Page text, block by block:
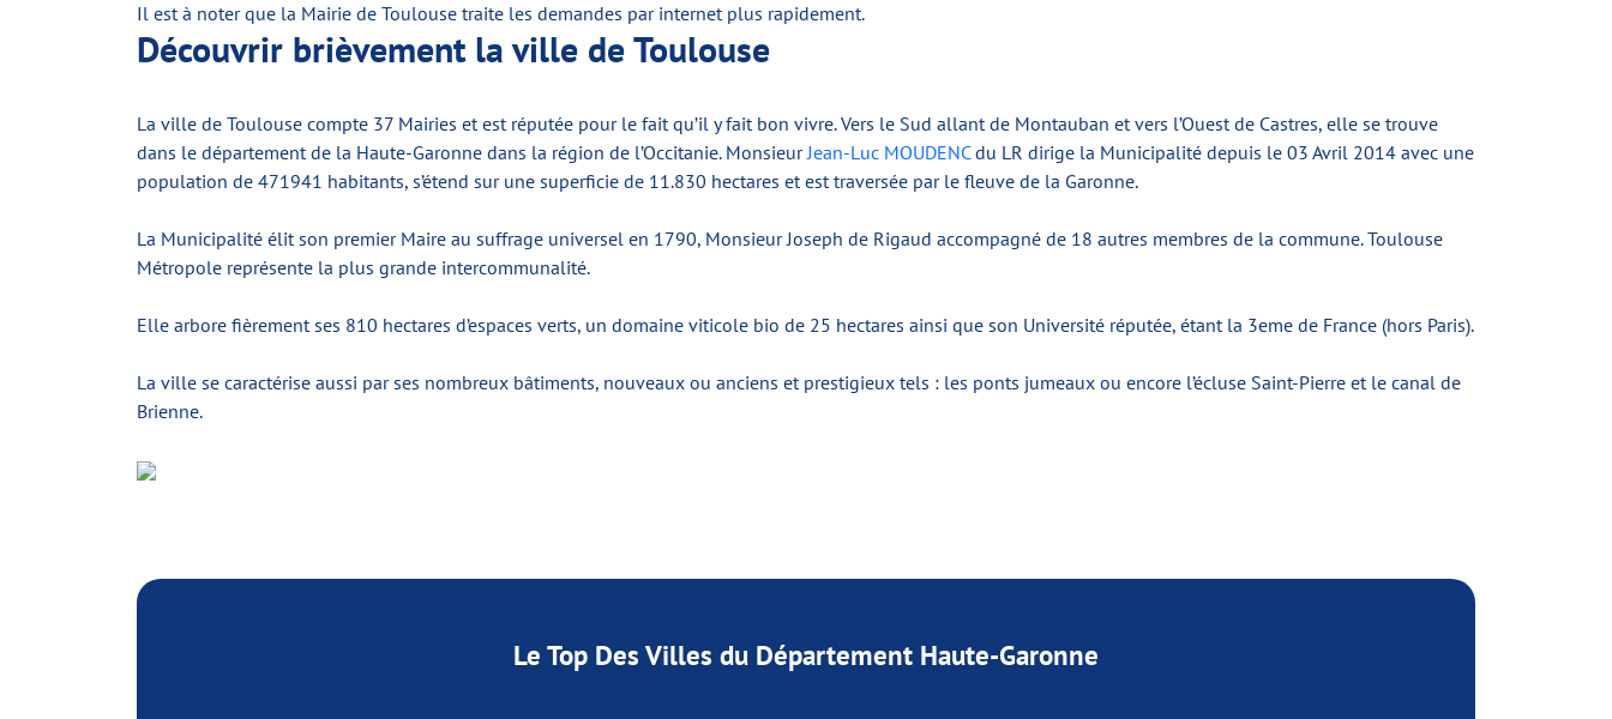
Il est à noter que la Mairie de Toulouse traite les demandes par internet plus rapidement.
Découvrir brièvement la ville de Toulouse
La ville de Toulouse compte 37 Mairies et est réputée pour le fait qu’il y fait bon vivre. Vers le Sud allant de Montauban et vers l’Ouest de Castres, elle se trouve
dans le département de la Haute-Garonne dans la région de l’Occitanie. MonsieurJean-Luc MOUDENCdu LR dirige la Municipalité depuis le 03 Avril 2014 avec une
population de 471941 habitants, s’étend sur une superficie de 11.830 hectares et est traversée par le fleuve de la Garonne.
La Municipalité élit son premier Maire au suffrage universel en 1790, Monsieur Joseph de Rigaud accompagné de 18 autres membres de la commune. Toulouse
Métropole représente la plus grande intercommunalité.
Elle arbore fièrement ses 810 hectares d’espaces verts, un domaine viticole bio de 25 hectares ainsi que son Université réputée, étant la 3eme de France (hors Paris).
La ville se caractérise aussi par ses nombreux bâtiments, nouveaux ou anciens et prestigieux tels : les ponts jumeaux ou encore l’écluse Saint-Pierre et le canal de
Brienne.
Le Top Des Villes du Département Haute-Garonne